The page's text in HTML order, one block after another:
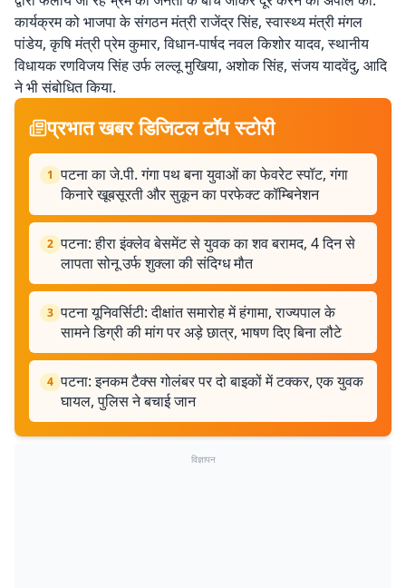
कार्यक्रम को भाजपा के संगठन मंत्री राजेंद्र सिंह, स्वास्थ्य मंत्री मंगल
पांडेय, कृषि मंत्री प्रेम कुमार, विधान-पार्षद नवल किशोर यादव, स्थानीय
विधायक रणविजय सिंह उर्फ लल्लू मुखिया, अशोक सिंह, संजय यादवेंदु, आदि
ने भी संबोधित किया.
प्रभात खबर डिजिटल टॉप स्टोरी
1 पटना का जे.पी. गंगा पथ बना युवाओं का फेवरेट स्पॉट, गंगा
किनारे खूबसूरती और सुकून का परफेक्ट कॉम्बिनेशन
2 पटना: हीरा इंक्लेव बेसमेंट से युवक का शव बरामद, 4 दिन से
लापता सोनू उर्फ शुक्ला की संदिग्ध मौत
3 पटना यूनिवर्सिटी: दीक्षांत समारोह में हंगामा, राज्यपाल के
सामने डिग्री की मांग पर अड़े छात्र, भाषण दिए बिना लौटे
4 पटना: इनकम टैक्स गोलंबर पर दो बाइकों में टक्कर, एक युवक
घायल, पुलिस ने बचाई जान
विज्ञापन